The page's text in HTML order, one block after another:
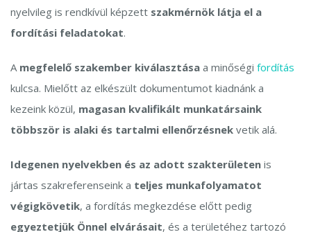
nyelvileg is rendkívül képzett szakmérnök látja el a
fordítási feladatokat.
A megfelelő szakember kiválasztása a minőségi fordítás
kulcsa. Mielőtt az elkészült dokumentumot kiadnánk a
kezeink közül, magasan kvalifikált munkatársaink
többször is alaki és tartalmi ellenőrzésnek vetik alá.
Idegenen nyelvekben és az adott szakterületen is
jártas szakreferenseink a teljes munkafolyamatot
végigkövetik, a fordítás megkezdése előtt pedig
egyeztetjük Önnel elvárásait, és a területéhez tartozó